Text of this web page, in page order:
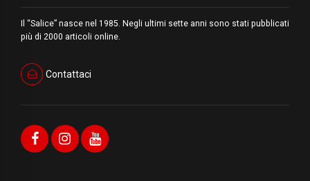
Il “Salice” nasce nel 1985. Negli ultimi sette anni sono stati pubblicati
più di 2000 articoli online.
Contattaci